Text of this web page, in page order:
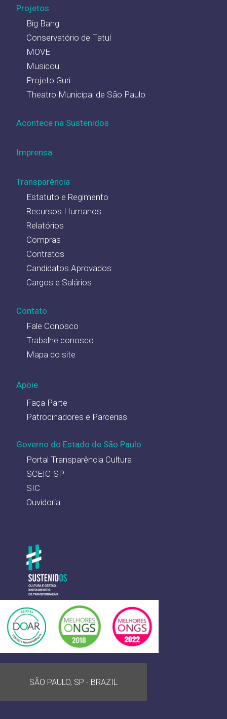
Projetos
Big Bang
Conservatório de Tatuí
MOVE
Musicou
Projeto Guri
Theatro Municipal de São Paulo
Acontece na Sustenidos
Imprensa
Transparência
Estatuto e Regimento
Recursos Humanos
Relatórios
Compras
Contratos
Candidatos Aprovados
Cargos e Salários
Contato
Fale Conosco
Trabalhe conosco
Mapa do site
Apoie
Faça Parte
Patrocinadores e Parcerias
Governo do Estado de São Paulo
Portal Transparência Cultura
SCEIC-SP
SIC
Ouvidoria
SÃO PAULO, SP - BRAZIL